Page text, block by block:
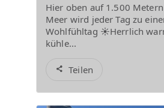
Hier oben auf 1.500
Meer wird jeder Tag zu
Wohlfühltag ☀️Herrlich
kühle...
Teilen